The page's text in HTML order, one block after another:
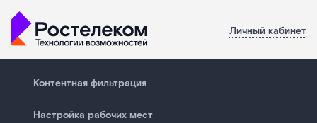
Личный кабинет
Контентная фильтрация
Настройка рабочих мест